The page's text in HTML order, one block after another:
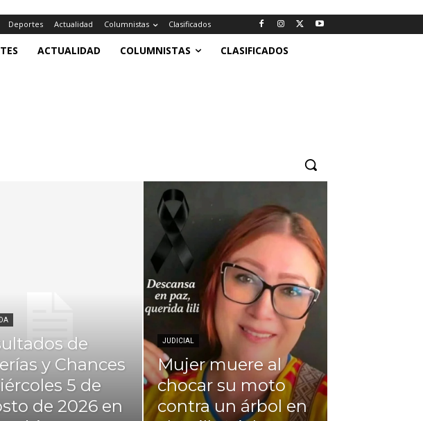
Deportes Actualidad Columnistas Clasificados
ACTUALIDAD COLUMNISTAS CLASIFICADOS
de
y Chances
5 de
de 2026 en
JUDICIAL
Mujer muere al
chocar su moto
contra un árbol en